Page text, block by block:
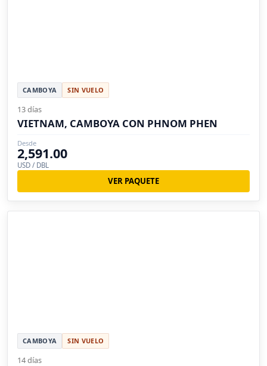
CAMBOYA SIN VUELO
13 días
VIETNAM, CAMBOYA CON PHNOM PHEN
Desde
2,591.00
USD / DBL
VER PAQUETE
CAMBOYA SIN VUELO
14 días